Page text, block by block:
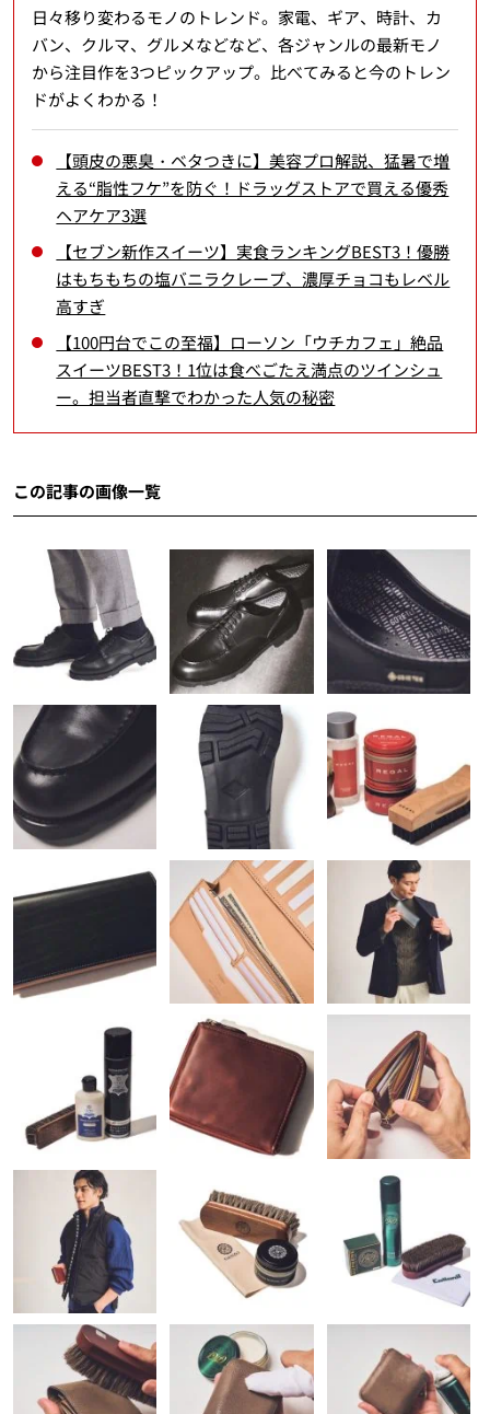
日々移り変わるモノのトレンド。家電、ギア、時計、カ
バン、クルマ、グルメなどなど、各ジャンルの最新モノ
から注目作を3つピックアップ。比べてみると今のトレン
ドがよくわかる！
【頭皮の悪臭・ベタつきに】美容プロ解説、猛暑で増
える“脂性フケ”を防ぐ！ドラッグストアで買える優秀
ヘアケア3選
【セブン新作スイーツ】実食ランキングBEST3！優勝
はもちもちの塩バニラクレープ、濃厚チョコもレベル
高すぎ
【100円台でこの至福】ローソン「ウチカフェ」絶品
スイーツBEST3！1位は食べごたえ満点のツインシュ
ー。担当者直撃でわかった人気の秘密
この記事の画像一覧